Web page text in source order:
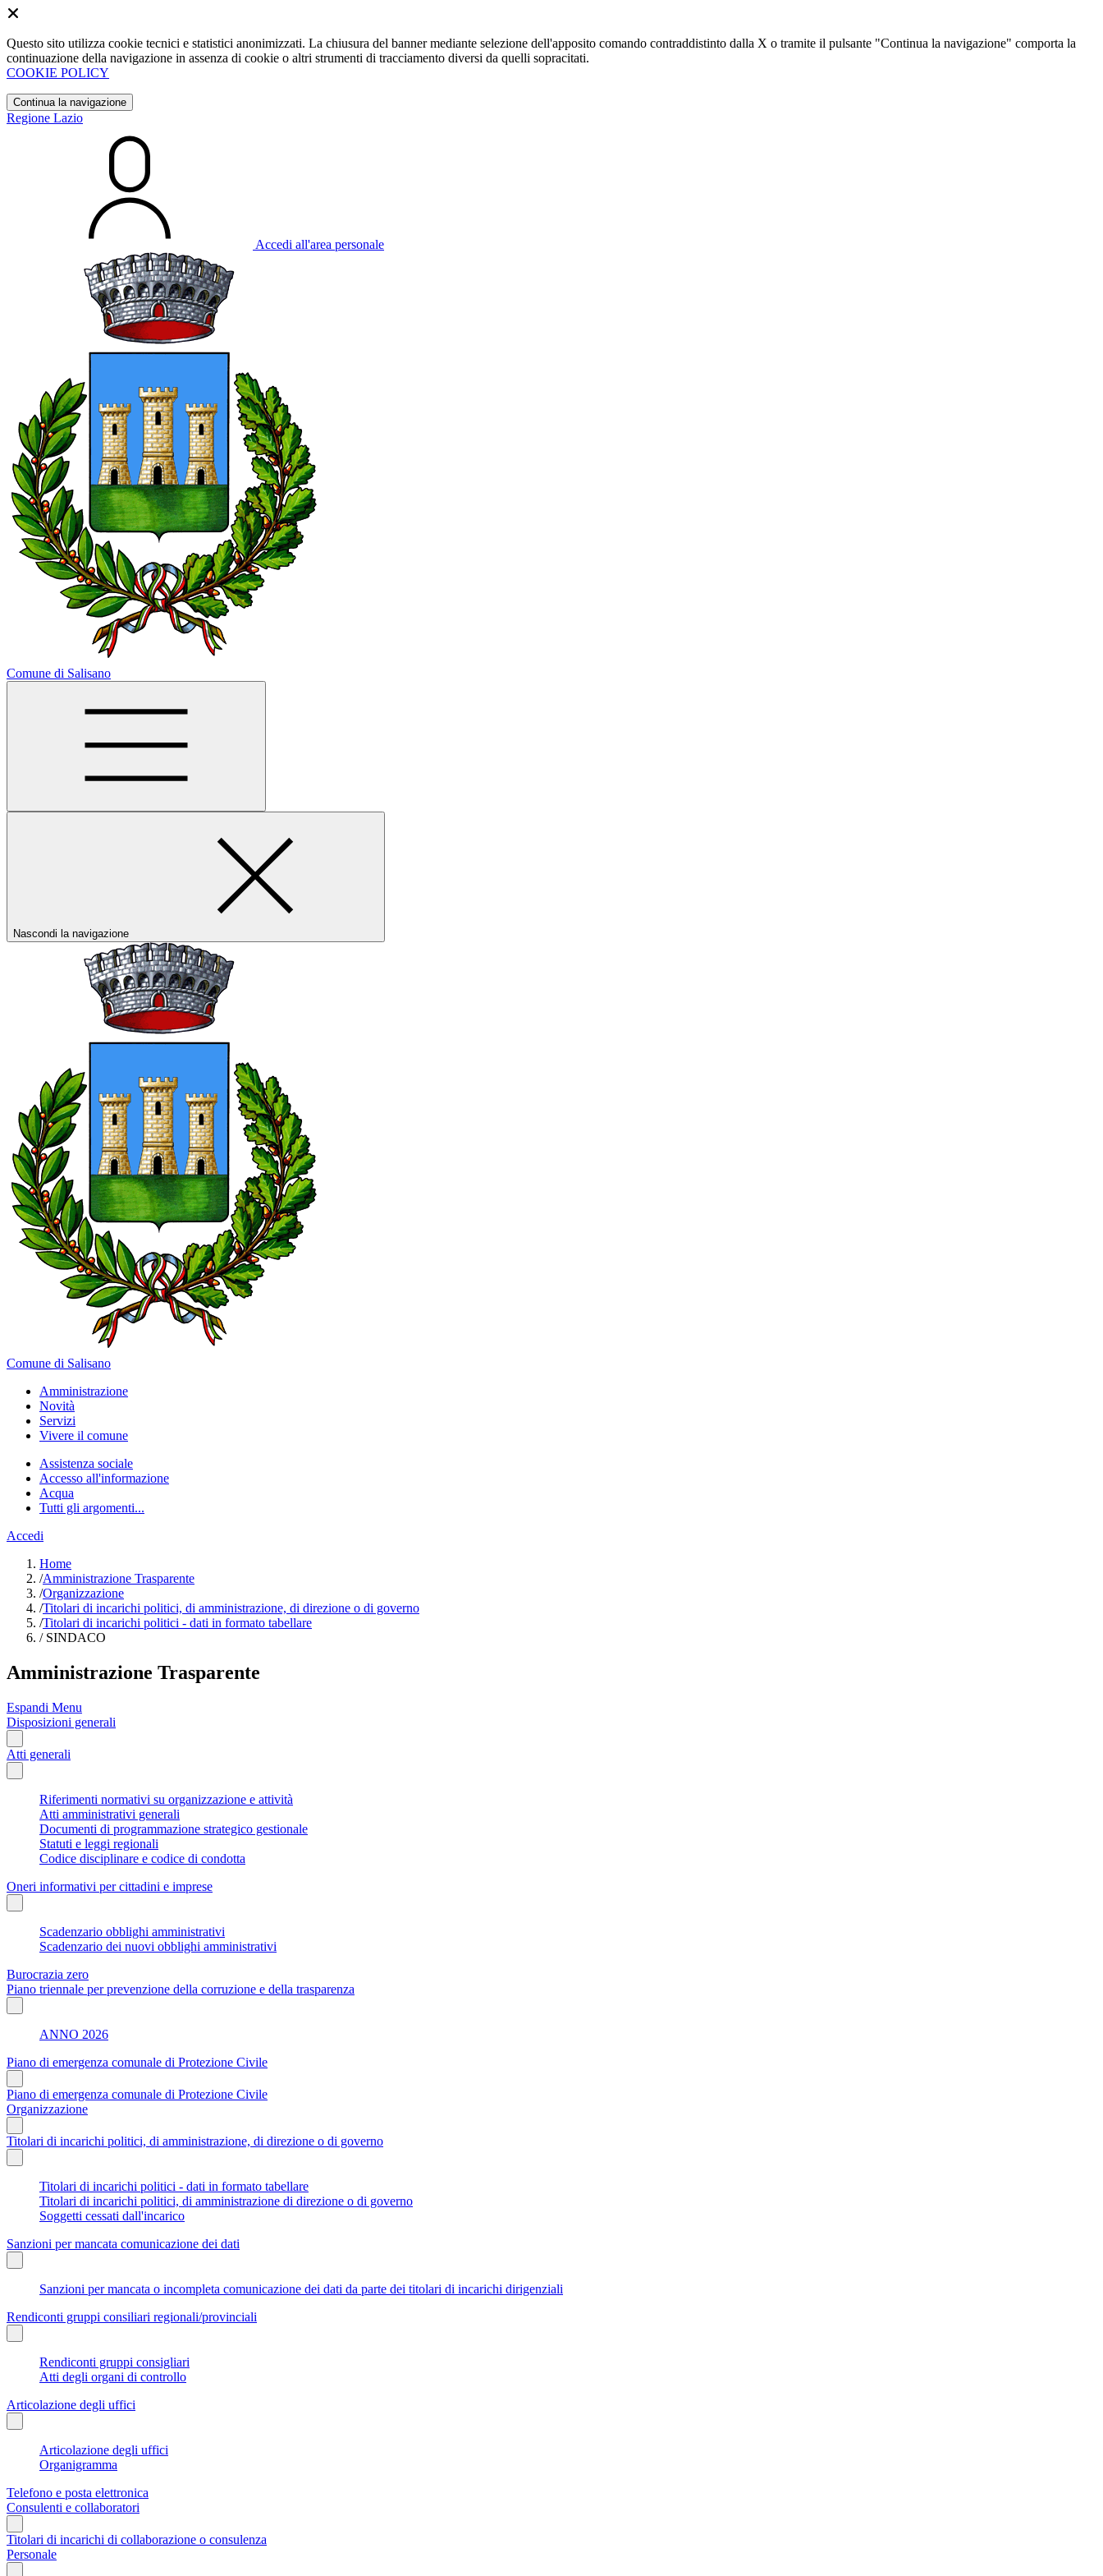
Questo sito utilizza cookie tecnici e statistici anonimizzati. La chiusura del banner mediante selezione dell'apposito comando contraddistinto dalla X o tramite il pulsante "Continua la navigazione" comporta la
continuazione della navigazione in assenza di cookie o altri strumenti di tracciamento diversi da quelli sopracitati.
COOKIE POLICY
Continua la navigazione
Regione Lazio
Accedi all'area personale
Comune di Salisano
Nascondi la navigazione
Comune di Salisano
Amministrazione
Novità
Servizi
Vivere il comune
Assistenza sociale
Accesso all'informazione
Acqua
Tutti gli argomenti...
Accedi
Home
/Amministrazione Trasparente
/Organizzazione
/Titolari di incarichi politici, di amministrazione, di direzione o di governo
/Titolari di incarichi politici - dati in formato tabellare
/SINDACO
Amministrazione Trasparente
Espandi Menu
Disposizioni generali
Atti generali
Riferimenti normativi su organizzazione e attività
Atti amministrativi generali
Documenti di programmazione strategico gestionale
Statuti e leggi regionali
Codice disciplinare e codice di condotta
Oneri informativi per cittadini e imprese
Scadenzario obblighi amministrativi
Scadenzario dei nuovi obblighi amministrativi
Burocrazia zero
Piano triennale per prevenzione della corruzione e della trasparenza
ANNO 2026
Piano di emergenza comunale di Protezione Civile
Piano di emergenza comunale di Protezione Civile
Organizzazione
Titolari di incarichi politici, di amministrazione, di direzione o di governo
Titolari di incarichi politici - dati in formato tabellare
Titolari di incarichi politici, di amministrazione di direzione o di governo
Soggetti cessati dall'incarico
Sanzioni per mancata comunicazione dei dati
Sanzioni per mancata o incompleta comunicazione dei dati da parte dei titolari di incarichi dirigenziali
Rendiconti gruppi consiliari regionali/provinciali
Rendiconti gruppi consigliari
Atti degli organi di controllo
Articolazione degli uffici
Articolazione degli uffici
Organigramma
Telefono e posta elettronica
Consulenti e collaboratori
Titolari di incarichi di collaborazione o consulenza
Personale